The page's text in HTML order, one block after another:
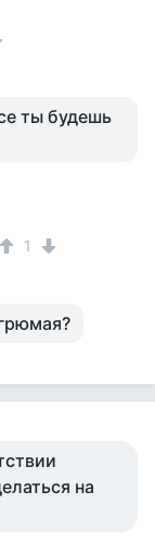
ты будешь
1
на